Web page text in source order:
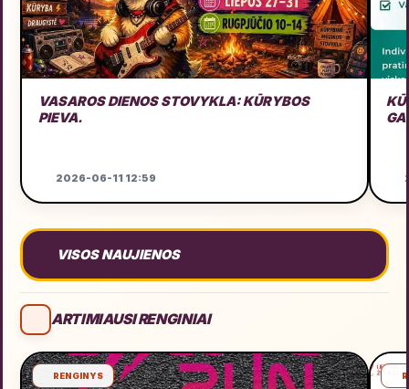
VASAROS DIENOS STOVYKLA: KŪRYBOS
PIEVA.
2026-06-11 12:59
VISOS NAUJIENOS
ARTIMIAUSI RENGINIAI
RENGINYS